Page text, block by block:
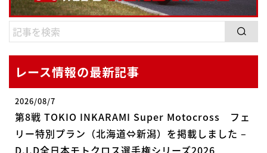
レース情報の最新記事
2026/08/7
第8戦 TOKIO INKARAMI Super Motocross フェ
リー特別プラン（北海道⇔新潟）を掲載しました –